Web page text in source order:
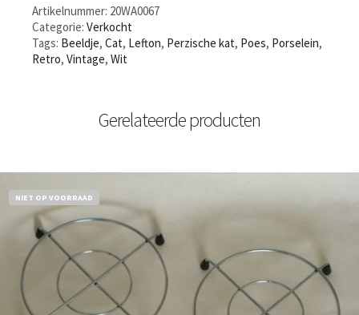
Artikelnummer: 20WA0067
Categorie: Verkocht
Tags: Beeldje, Cat, Lefton, Perzische kat, Poes, Porselein,
Retro, Vintage, Wit
Gerelateerde producten
NIET OP VOORRAAD